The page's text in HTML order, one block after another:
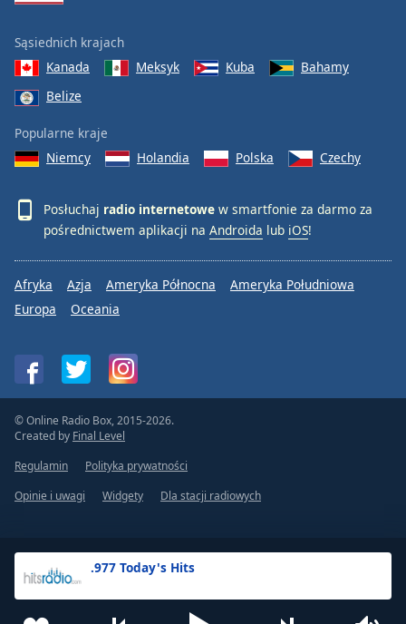
.977 Today's Hits
Sąsiednich krajach
Kanada
Meksyk Kuba
Bahamy
Belize
Popularne kraje
Niemcy
Holandia Polska Czechy
Posłuchaj radio internetowe w smartfonie za darmo za
pośrednictwem aplikacji na Androida lub iOS!
Afryka Azja Ameryka Północna
Ameryka Południowa
Europa
Oceania
© Online Radio Box, 2015-2026.
Created by Final Level
Regulamin
Polityka prywatności
Opinie i uwagi
Widgety Dla stacji radiowych